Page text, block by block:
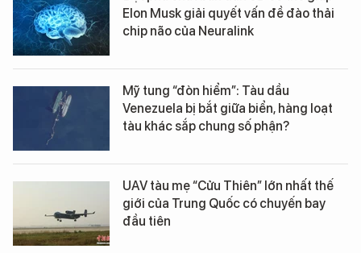
Elon Musk giải quyết vấn đề đào thải
chip não của Neuralink
Mỹ tung “đòn hiểm”: Tàu dầu
Venezuela bị bắt giữa biển, hàng loạt
tàu khác sắp chung số phận?
UAV tàu mẹ “Cửu Thiên” lớn nhất thế
giới của Trung Quốc có chuyến bay
đầu tiên